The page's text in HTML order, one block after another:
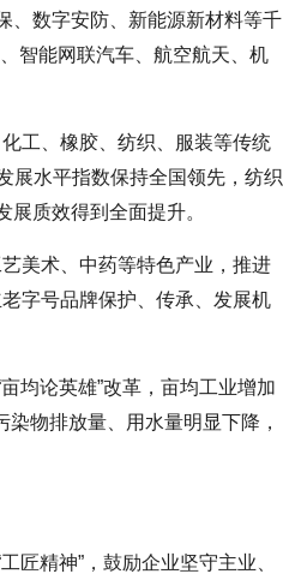
、数字安防、新能源新材料等千
智能网联汽车、航空航天、机
工、橡胶、纺织、服装等传统
展水平指数保持全国领先，纺织
质效得到全面提升。
美术、中药等特色产业，推进
字号品牌保护、传承、发展机
均论英雄”改革，亩均工业增加
物排放量、用水量明显下降，
匠精神”，鼓励企业坚守主业、